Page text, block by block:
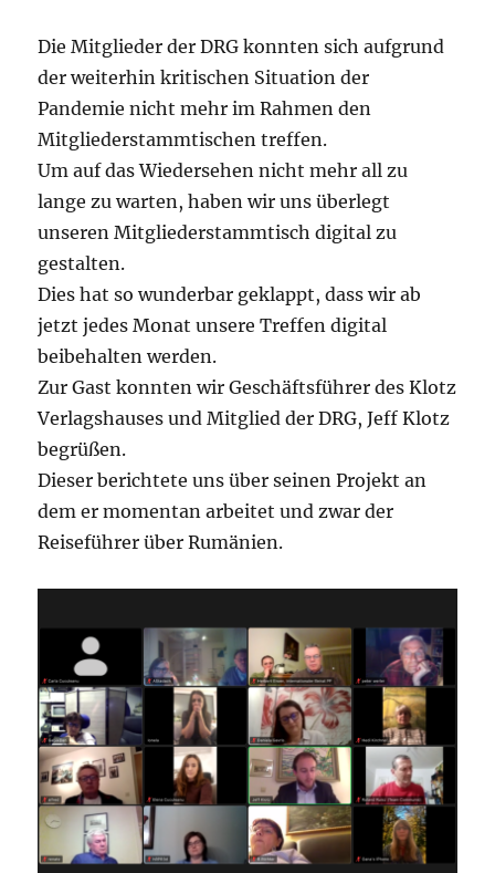
Die Mitglieder der DRG konnten sich aufgrund
der weiterhin kritischen Situation der
Pandemie nicht mehr im Rahmen den
Mitgliederstammtischen treffen.
Um auf das Wiedersehen nicht mehr all zu
lange zu warten, haben wir uns überlegt
unseren Mitgliederstammtisch digital zu
gestalten.
Dies hat so wunderbar geklappt, dass wir ab
jetzt jedes Monat unsere Treffen digital
beibehalten werden.
Zur Gast konnten wir Geschäftsführer des Klotz
Verlagshauses und Mitglied der DRG, Jeff Klotz
begrüßen.
Dieser berichtete uns über seinen Projekt an
dem er momentan arbeitet und zwar der
Reiseführer über Rumänien.